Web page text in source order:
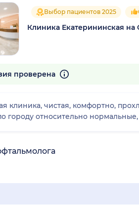
Выбор пациентов 2025
Клиника Екатерининская на
проверена
клиника, чистая, комфортно,
городу относительно